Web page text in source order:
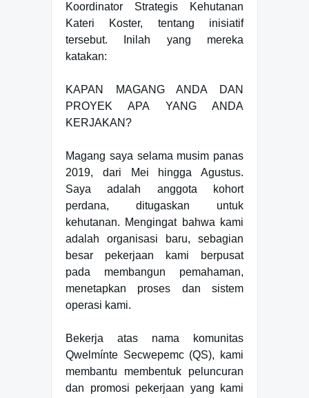
Koordinator Strategis Kehutanan
Kateri Koster, tentang inisiatif
tersebut. Inilah yang mereka
katakan:
KAPAN MAGANG ANDA DAN
PROYEK APA YANG ANDA
KERJAKAN?
Magang saya selama musim panas
2019, dari Mei hingga Agustus.
Saya adalah anggota kohort
perdana, ditugaskan untuk
kehutanan. Mengingat bahwa kami
adalah organisasi baru, sebagian
besar pekerjaan kami berpusat
pada membangun pemahaman,
menetapkan proses dan sistem
operasi kami.
Bekerja atas nama komunitas
Qwelmínte Secwepemc (QS), kami
membantu membentuk peluncuran
dan promosi pekerjaan yang kami